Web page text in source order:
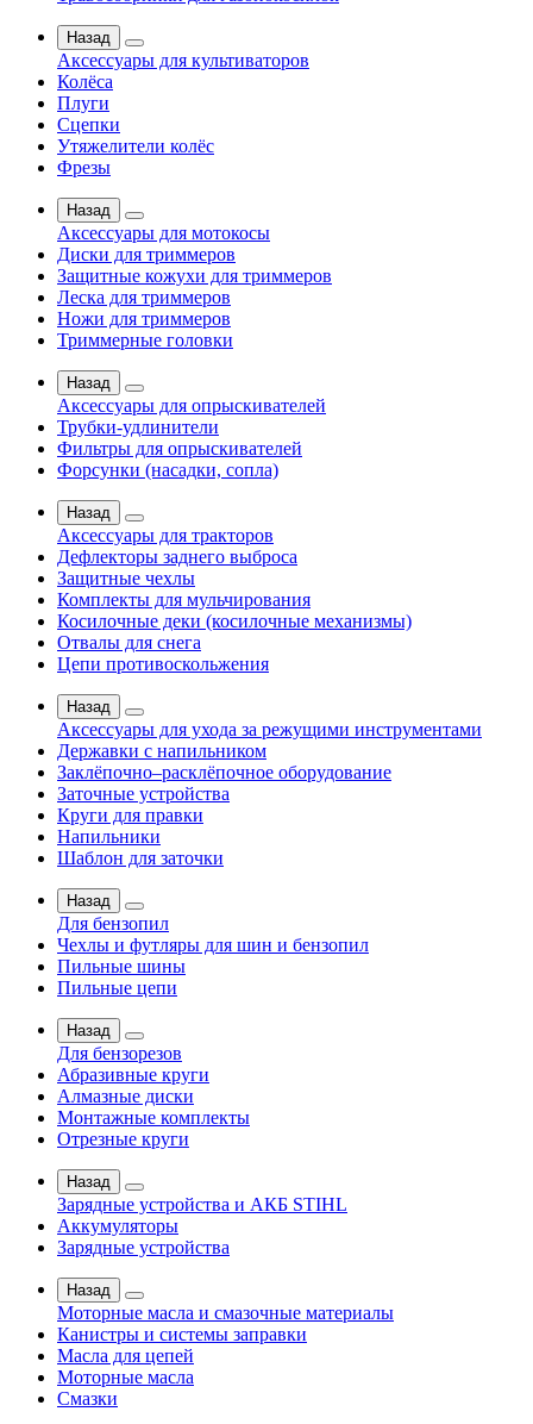
Назад
Аксессуары для культиваторов
Колёса
Плуги
Сцепки
Утяжелители колёс
Фрезы
Назад
Аксессуары для мотокосы
Диски для триммеров
Защитные кожухи для триммеров
Леска для триммеров
Ножи для триммеров
Триммерные головки
Назад
Аксессуары для опрыскивателей
Трубки-удлинители
Фильтры для опрыскивателей
Форсунки (насадки, сопла)
Назад
Аксессуары для тракторов
Дефлекторы заднего выброса
Защитные чехлы
Комплекты для мульчирования
Косилочные деки (косилочные механизмы)
Отвалы для снега
Цепи противоскольжения
Назад
Аксессуары для ухода за режущими инструментами
Державки с напильником
Заклёпочно–расклёпочное оборудование
Заточные устройства
Круги для правки
Напильники
Шаблон для заточки
Назад
Для бензопил
Чехлы и футляры для шин и бензопил
Пильные шины
Пильные цепи
Назад
Для бензорезов
Абразивные круги
Алмазные диски
Монтажные комплекты
Отрезные круги
Назад
Зарядные устройства и АКБ STIHL
Аккумуляторы
Зарядные устройства
Назад
Моторные масла и смазочные материалы
Канистры и системы заправки
Масла для цепей
Моторные масла
Смазки